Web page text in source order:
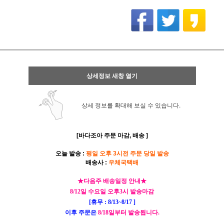
상세정보 새창 열기
상세 정보를 확대해 보실 수 있습니다.
[바다조아 주문 마감, 배송 ]
오늘 발송 : 평일 오후 3시전 주문 당일 발송
배송사 : 우체국택배
★다음주 배송일정 안내★
8/12일 수요일 오후3시 발송마감
[휴무 : 8/13~8/17 ]
이후 주문은8/18일부터 발송됩니다.